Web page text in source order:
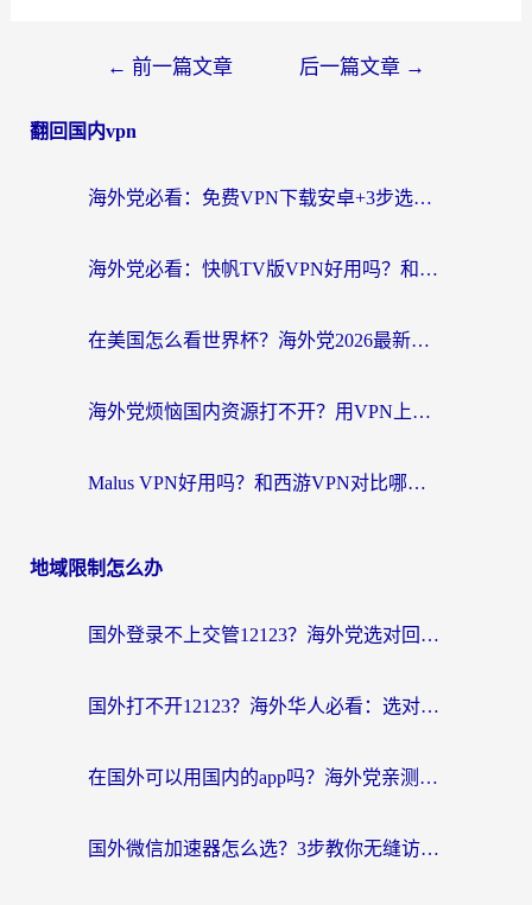
← 前一篇文章 后一篇文章 →
翻回国内vpn
海外党必看：免费VPN下载安卓+3步选对国外到国内加速器，无缝刷国内资源
海外党必看：快帆TV版VPN好用吗？和斧牛手游VPN对比哪个回国效果更好？附电脑翻墙回国实用技巧
在美国怎么看世界杯？海外党2026最新回国加速器指南：从影音到游戏全搞定
海外党烦恼国内资源打不开？用VPN上海节点+这几点，轻松搞定回国加速！
Malus VPN好用吗？和西游VPN对比哪个回国效果更好？海外党亲测后的真实选择
地域限制怎么办
国外登录不上交管12123？海外党选对回国加速器，无缝访问国内资源不发愁
国外打不开12123？海外华人必看：选对回国加速器，无缝访问国内资源
在国外可以用国内的app吗？海外党亲测有效的回国加速方案
国外微信加速器怎么选？3步教你无缝访问国内资源（附避坑指南）